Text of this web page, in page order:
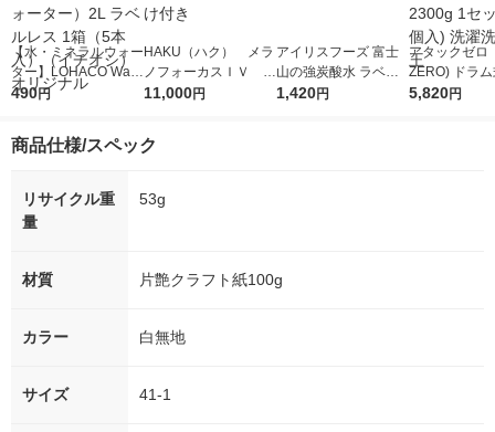
【水・ミネラルウォー
ター】LOHACO Wate
r（ロハコウォータ
シ） オリジナル
490円
HAKU（ハク） メラ
ノフォーカスＩＶ 4
5ｇ 資生堂 おまけ
11,000円
アイリスフーズ 富士
山の強炭酸水 ラベル
レス 500ml 1箱（24
1,420円
アタックゼロ
ZERO) ドラ
詰め替え メガ
5,820円
商品仕様/スペック
リサイクル重
量
53g
材質 片艶クラフト紙100g
カラー 白無地
サイズ 41-1